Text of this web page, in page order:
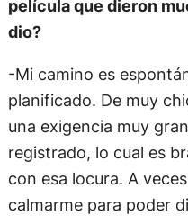
película que dieron
dio?
-Mi camino es
planificado. De muy
una exigencia muy
registrado, lo cual es
con esa locura. A
calmarme para poder